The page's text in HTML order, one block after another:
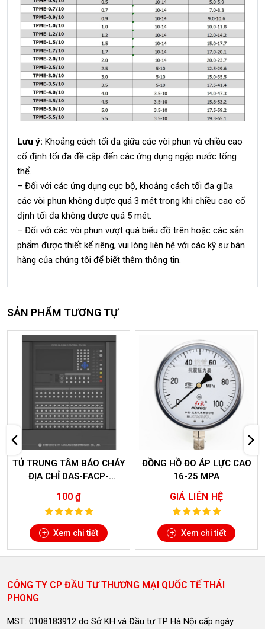
Lưu ý: Khoảng cách tối đa giữa các vòi phun và chiều cao
cố định tối đa đề cập đến các ứng dụng ngập nước tổng
thể.
– Đối với các ứng dụng cục bộ, khoảng cách tối đa giữa
các vòi phun không được quá 3 mét trong khi chiều cao cố
định tối đa không được quá 5 mét.
– Đối với các vòi phun vượt quá biểu đồ trên hoặc các sản
phẩm được thiết kế riêng, vui lòng liên hệ với các kỹ sư bán
hàng của chúng tôi để biết thêm thông tin.
SẢN PHẨM TƯƠNG TỰ
ĐỒNG HỒ ĐO ÁP LỰC CAO
16-25 MPA
GIÁ LIÊN HỆ
Xem chi tiết
LĂNG PHUN CHỮA CHÁY
ÁP SUẤT CAO TPG-XXL
GIÁ LIÊN HỆ
Xem chi tiết
CÔNG TY CP ĐẦU TƯ THƯƠNG MẠI QUỐC TẾ THÁI
PHONG
MST: 0108183912 do Sở KH và Đầu tư TP Hà Nội cấp ngày